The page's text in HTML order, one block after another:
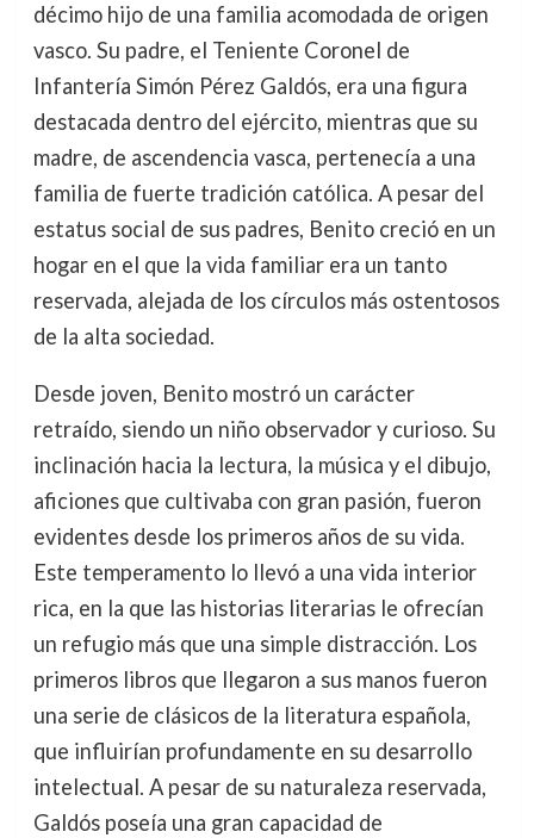
décimo hijo de una familia acomodada de origen
vasco. Su padre, el Teniente Coronel de
Infantería Simón Pérez Galdós, era una figura
destacada dentro del ejército, mientras que su
madre, de ascendencia vasca, pertenecía a una
familia de fuerte tradición católica. A pesar del
estatus social de sus padres, Benito creció en un
hogar en el que la vida familiar era un tanto
reservada, alejada de los círculos más ostentosos
de la alta sociedad.
Desde joven, Benito mostró un carácter
retraído, siendo un niño observador y curioso. Su
inclinación hacia la lectura, la música y el dibujo,
aficiones que cultivaba con gran pasión, fueron
evidentes desde los primeros años de su vida.
Este temperamento lo llevó a una vida interior
rica, en la que las historias literarias le ofrecían
un refugio más que una simple distracción. Los
primeros libros que llegaron a sus manos fueron
una serie de clásicos de la literatura española,
que influirían profundamente en su desarrollo
intelectual. A pesar de su naturaleza reservada,
Galdós poseía una gran capacidad de